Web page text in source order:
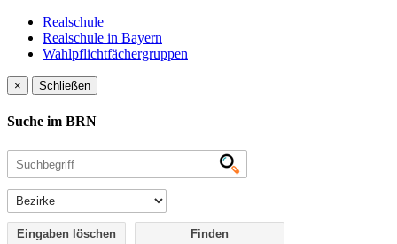
Realschule
Realschule in Bayern
Wahlpflichtfächergruppen
× Schließen
Suche im BRN
Eingaben löschen